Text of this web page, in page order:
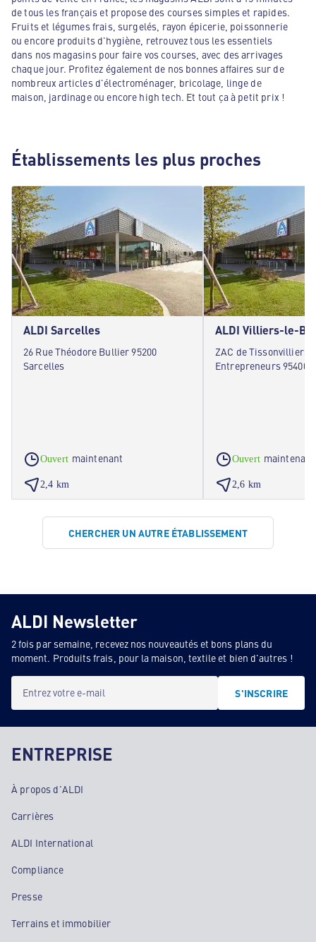
de tous les français et propose des courses simples et rapides.
Fruits et légumes frais, surgelés, rayon épicerie, poissonnerie
ou encore produits d'hygiène, retrouvez tous les essentiels
dans nos magasins pour faire vos courses, avec des arrivages
chaque jour. Profitez également de nos bonnes affaires sur de
nombreux articles d'électroménager, bricolage, linge de
maison, jardinage ou encore high tech. Et tout ça à petit prix !
Établissements les plus proches
ALDI Sarcelles
26 Rue Théodore Bullier 95200
Sarcelles
Ouvert maintenant
2,4 km
ALDI Villiers-le-
ZAC de Tissonvilliers
Entrepreneurs 95400
Ouvert maintenant
2,6 km
CHERCHER UN AUTRE ÉTABLISSEMENT
ALDI Newsletter
2 fois par semaine, recevez nos nouveautés et bons plans du
moment. Produits frais, pour la maison, textile et bien d'autres !
Entrez votre e-mail S'INSCRIRE
ENTREPRISE
À propos d'ALDI
Carrières
ALDI International
Compliance
Presse
Terrains et immobilier